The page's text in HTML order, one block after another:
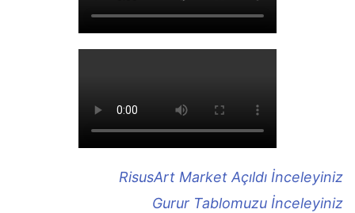
RisusArt Market Açıldı İnceleyiniz
Gurur Tablomuzu İnceleyiniz